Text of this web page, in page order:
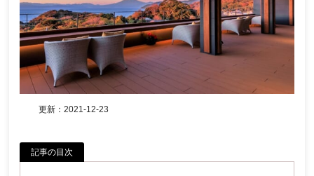
更新：2021-12-23
記事の目次